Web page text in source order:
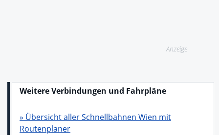
Anzeige
Weitere Verbindungen und Fahrpläne
» Übersicht aller Schnellbahnen Wien mit
Routenplaner